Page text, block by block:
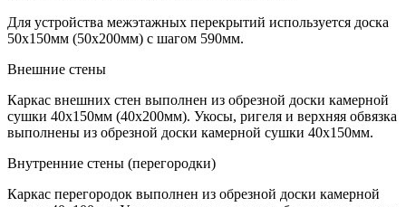
Для устройства межэтажных перекрытий используется доска
50х150мм (50х200мм) с шагом 590мм.
Внешние стены
Каркас внешних стен выполнен из обрезной доски камерной
сушки 40х150мм (40х200мм). Укосы, ригеля и верхняя обвязка
выполнены из обрезной доски камерной сушки 40х150мм.
Внутренние стены (перегородки)
Каркас перегородок выполнен из обрезной доски камерной